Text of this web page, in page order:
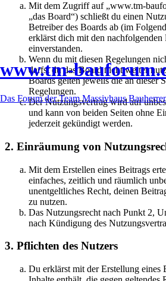
www.tm-
Das Forum der Team Massivhaus
Mit dem Zugriff auf „www.tm-
„das Board“) schließt du einen
Betreiber des Boards ab (im
erklärst dich mit den nachfolgenden
einverstanden.
Wenn du mit diesen Regelungen
darfst du das Board nicht weiter
Boards gelten jeweils die an dieser
Regelungen.
Der Nutzungsvertrag wird auf
und kann von beiden Seiten ohne
jederzeit gekündigt werden.
2. Einräumung von
Mit dem Erstellen eines Beitrags
einfaches, zeitlich und räumlich
unentgeltliches Recht, deinen
zu nutzen.
Das Nutzungsrecht nach Punkt 2,
nach Kündigung des
3. Pflichten des Nutzers
Du erklärst mit der Erstellung eines